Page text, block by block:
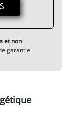
et non
garantie.